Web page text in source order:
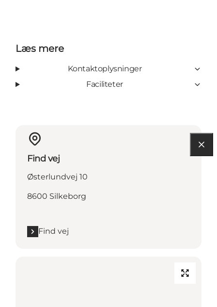
Læs mere
Kontaktoplysninger
Faciliteter
Find vej
Østerlundvej 10
8600 Silkeborg
Find vej